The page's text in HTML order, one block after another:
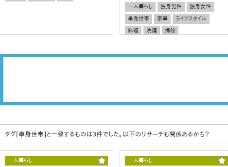
一人暮らし 独身男性
独身女性
単身世帯
家事
ライフスタイル
料理
洗濯 掃除
タグ[単身世帯]と一致するものは3件でした。以下のリサーチも関係あるかも？
一人暮らし 一人暮らし